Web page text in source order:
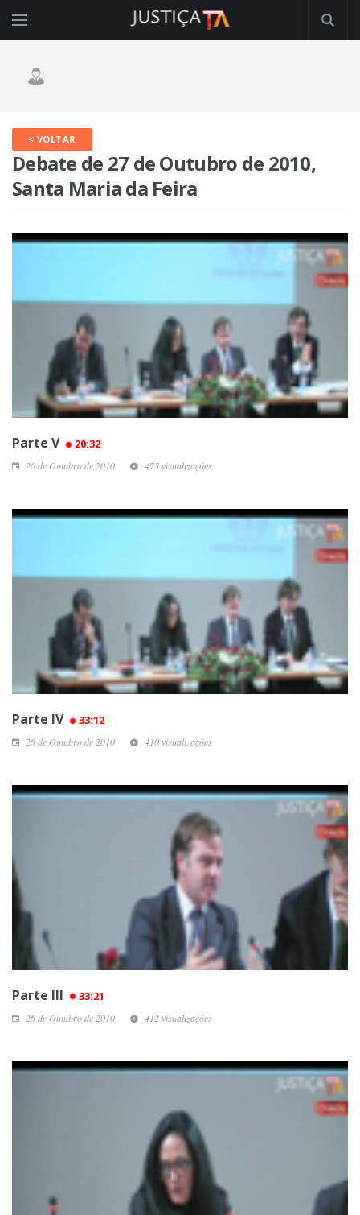
< VOLTAR
Debate de 27 de Outubro de 2010,
Santa Maria da Feira
Parte V 20:32
26 de Outubro de 2010 475 visualizações
Parte IV 33:12
26 de Outubro de 2010 410 visualizações
Parte III 33:21
26 de Outubro de 2010 412 visualizações